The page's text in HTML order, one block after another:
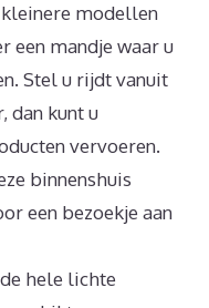
kleinere modellen
een mandje waar u
Stel u rijdt vanuit
dan kunt u
vervoeren.
binnenshuis
een bezoekje aan
hele lichte